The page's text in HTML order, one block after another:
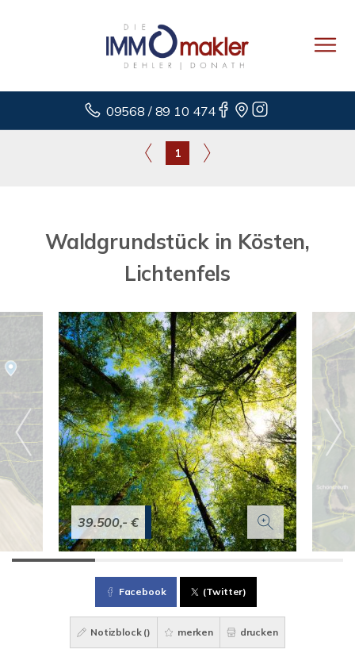
09568 / 89 10 474
1
Waldgrundstück in Kösten,
Lichtenfels
39.500,- €
Facebook (Twitter)
Notizblock () merken drucken